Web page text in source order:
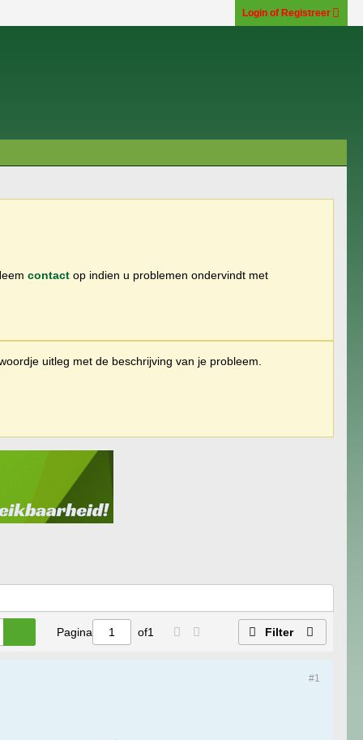
Login of Registreer
contact op indien u problemen ondervindt met
uitleg met de beschrijving van je probleem.
Pagina of1 Filter
#1